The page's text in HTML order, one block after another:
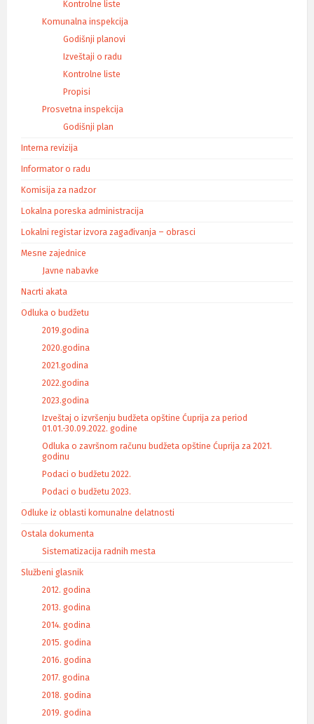
Kontrolne liste
Komunalna inspekcija
Godišnji planovi
Izveštaji o radu
Kontrolne liste
Propisi
Prosvetna inspekcija
Godišnji plan
Interna revizija
Informator o radu
Komisija za nadzor
Lokalna poreska administracija
Lokalni registar izvora zagađivanja – obrasci
Mesne zajednice
Javne nabavke
Nacrti akata
Odluka o budžetu
2019.godina
2020.godina
2021.godina
2022.godina
2023.godina
Izveštaj o izvršenju budžeta opštine Ćuprija za period
01.01.-30.09.2022. godine
Odluka o završnom računu budžeta opštine Ćuprija za 2021.
godinu
Podaci o budžetu 2022.
Podaci o budžetu 2023.
Odluke iz oblasti komunalne delatnosti
Ostala dokumenta
Sistematizacija radnih mesta
Službeni glasnik
2012. godina
2013. godina
2014. godina
2015. godina
2016. godina
2017. godina
2018. godina
2019. godina